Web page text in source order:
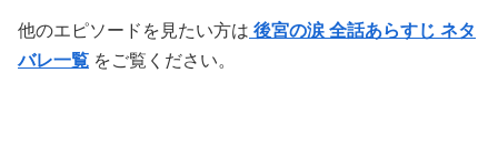
他のエピソードを見たい方は 後宮の涙 全話あらすじ ネタ
バレ一覧 をご覧ください。